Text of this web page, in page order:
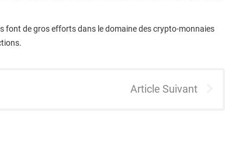
font de gros efforts dans le domaine des crypto-monnaies
Article Suivant